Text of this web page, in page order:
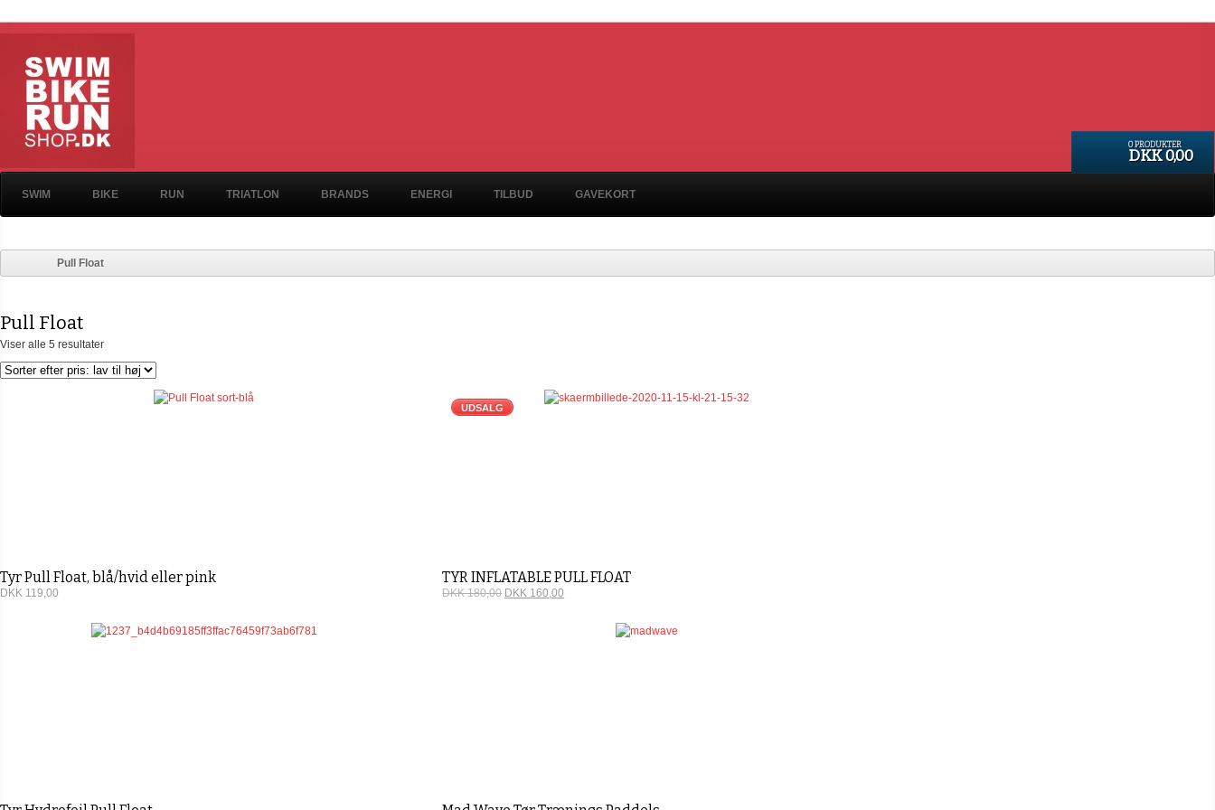
SWIM BIKE RUN TRIATLON BRANDS ENERGI TILBUD GAVEKORT
0 PRODUKTER
DKK 0,00
Pull Float
Pull Float
Viser alle 5 resultater
Tyr Pull Float, blå/hvid eller pink
DKK 119,00
UDSALG
TYR INFLATABLE PULL FLOAT
DKK 180,00 DKK 160,00